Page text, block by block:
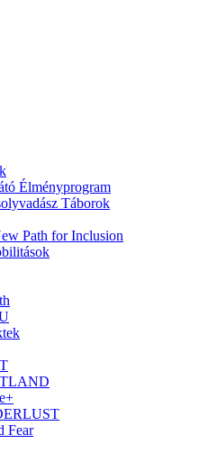
Élményprogram
Táborok
Path for Inclusion
Fear